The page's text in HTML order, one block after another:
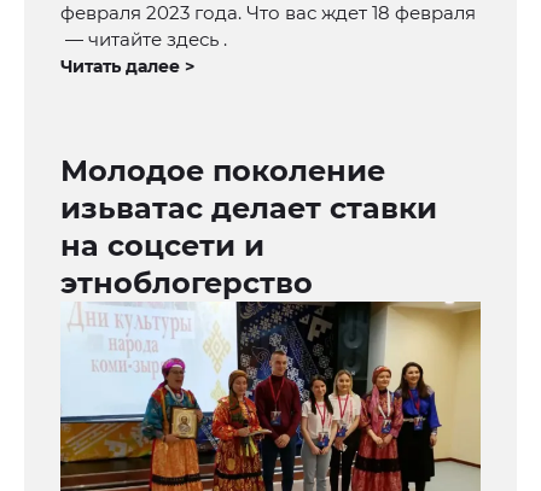
февраля 2023 года. Что вас ждет 18 февраля
— читайте здесь .
Читать далее >
Молодое поколение
изьватас делает ставки
на соцсети и
этноблогерство